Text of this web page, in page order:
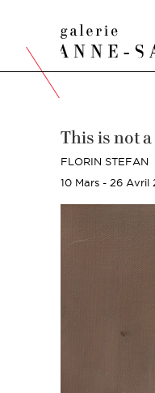
This is not
FLORIN STEFAN
10 Mars - 26 Avril